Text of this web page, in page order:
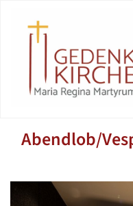
Abendlob/